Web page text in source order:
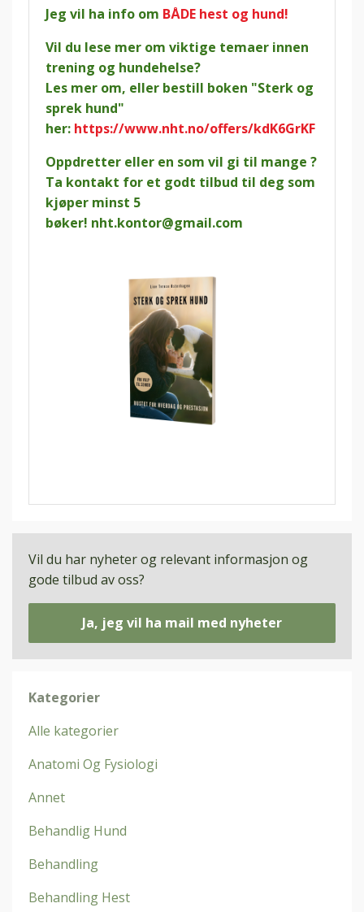
Jeg vil ha info om BÅDE hest og hund!
Vil du lese mer om viktige temaer innen
trening og hundehelse?
Les mer om, eller bestill boken "Sterk og
sprek hund"
her: https://www.nht.no/offers/kdK6GrKF
Oppdretter eller en som vil gi til mange ?
Ta kontakt for et godt tilbud til deg som
kjøper minst 5
bøker! nht.kontor@gmail.com
Vil du har nyheter og relevant informasjon og
gode tilbud av oss?
Ja, jeg vil ha mail med nyheter
Kategorier
Alle kategorier
Anatomi Og Fysiologi
Annet
Behandlig Hund
Behandling
Behandling Hest